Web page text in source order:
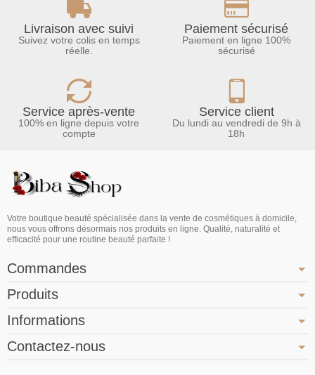
Livraison avec suivi
Suivez votre colis en temps
réelle.
Paiement sécurisé
Paiement en ligne 100%
sécurisé
Service après-vente
100% en ligne depuis votre
compte
Service client
Du lundi au vendredi de 9h à
18h
Votre boutique beauté spécialisée dans la vente de cosmétiques à domicile,
nous vous offrons désormais nos produits en ligne. Qualité, naturalité et
efficacité pour une routine beauté parfaite !
Commandes
Produits
Informations
Contactez-nous